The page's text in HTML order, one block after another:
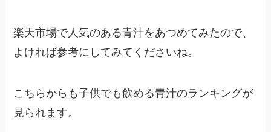
楽天市場で人気のある青汁をあつめてみたので、
よければ参考にしてみてくださいね。
こちらからも子供でも飲める青汁のランキングが
見られます。